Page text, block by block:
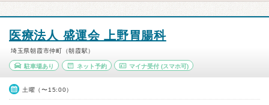
医療法人 盛運会 上野胃腸科
埼玉県朝霞市仲町（朝霞駅）
駐車場あり ネット予約 マイナ受付 (スマホ可)
土曜（〜15:00）